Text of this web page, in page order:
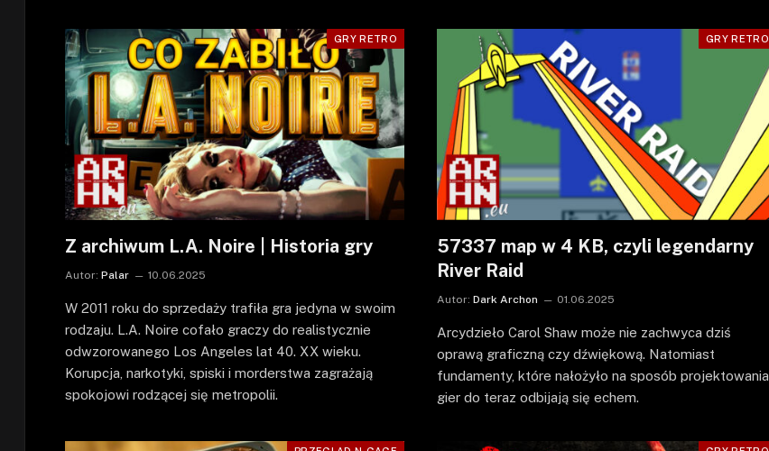
GRY RETRO
Z archiwum L.A. Noire | Historia gry
Autor: Palar 10.06.2025
W 2011 roku do sprzedaży trafiła gra jedyna w swoim
rodzaju. L.A. Noire cofało graczy do realistycznie
odwzorowanego Los Angeles lat 40. XX wieku.
Korupcja, narkotyki, spiski i morderstwa zagrażają
spokojowi rodzącej się metropolii.
GRY RETRO
57337 map w 4 KB, czyli legendarny
River Raid
Autor: Dark Archon 01.06.2025
Arcydzieło Carol Shaw może nie zachwyca dziś
oprawą graficzną czy dźwiękową. Natomiast
fundamenty, które nałożyło na sposób projektowania
gier do teraz odbijają się echem.